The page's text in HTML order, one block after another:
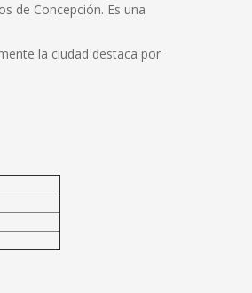
de Concepción. Es una
la ciudad destaca por